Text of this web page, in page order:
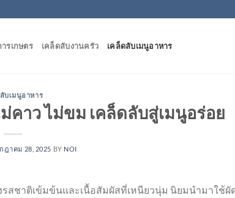
รเกษตร เคล็ดลับงานครัว เคล็ดลับเมนูอาหาร
บเมนูอาหาร
คาว ไม่ขม เคล็ดลับสู่เมนูอร่อย
ฎาคม 28, 2025 BY NOI
สชาติเข้มข้นและเนื้อสัมผัสที่เหนียวนุ่ม นิยมนำมาใช้ผั